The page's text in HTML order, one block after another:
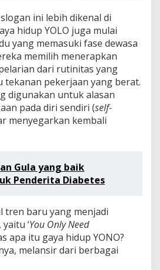
ini lebih dikenal di
hidup YOLO juga mulai
yang memasuki fase dewasa
memilih menerapkan
dari rutinitas yang
tekanan pekerjaan yang berat.
digunakan untuk alasan
pada diri sendiri (self-
menyegarkan kembali
Gula yang baik
Penderita Diabetes
tren baru yang menjadi
‘You Only Need
apa itu gaya hidup YONO?
melansir dari berbagai